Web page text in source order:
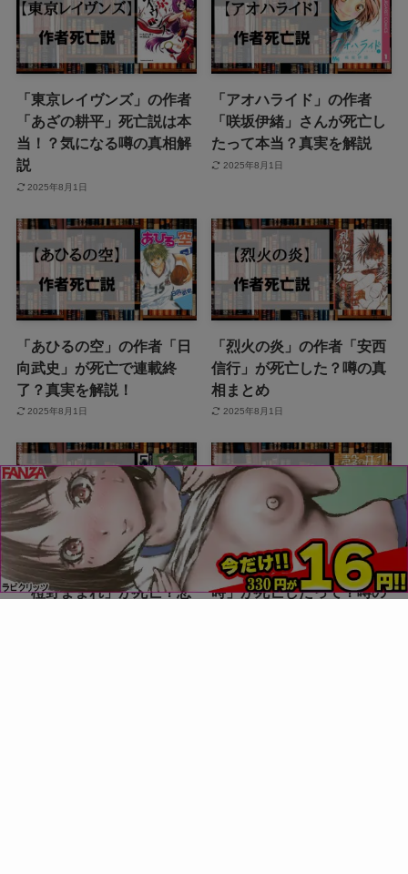
「東京レイヴンズ」の作者
「あざの耕平」死亡説は本
当！？気になる噂の真相解
説
2025年8月1日
「アオハライド」の作者
「咲坂伊緒」さんが死亡し
たって本当？真実を解説
2025年8月1日
「あひるの空」の作者「日
向武史」が死亡で連載終
了？真実を解説！
2025年8月1日
「烈火の炎」の作者「安西
信行」が死亡した？噂の真
相まとめ
2025年8月1日
「ログホライズン」の作者
「橙野ままれ」が死亡？悲
「聲の形」の作者「大今良
時」が死亡したって？噂の